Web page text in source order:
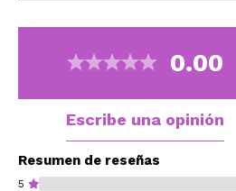
0.00
Escribe una opinión
Resumen de reseñas
5